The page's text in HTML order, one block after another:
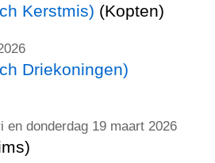
Kerstmis) (Kopten)
Driekoningen)
en donderdag 19 maart 2026